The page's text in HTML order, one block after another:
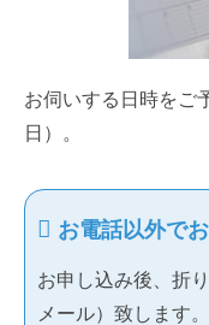
お伺いする日時をご
日）。
お電話以外で
お申し込み後、折
メール）致します。